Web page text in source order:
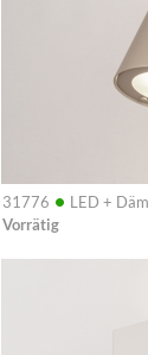
31776 • LED +
Vorrätig
Info